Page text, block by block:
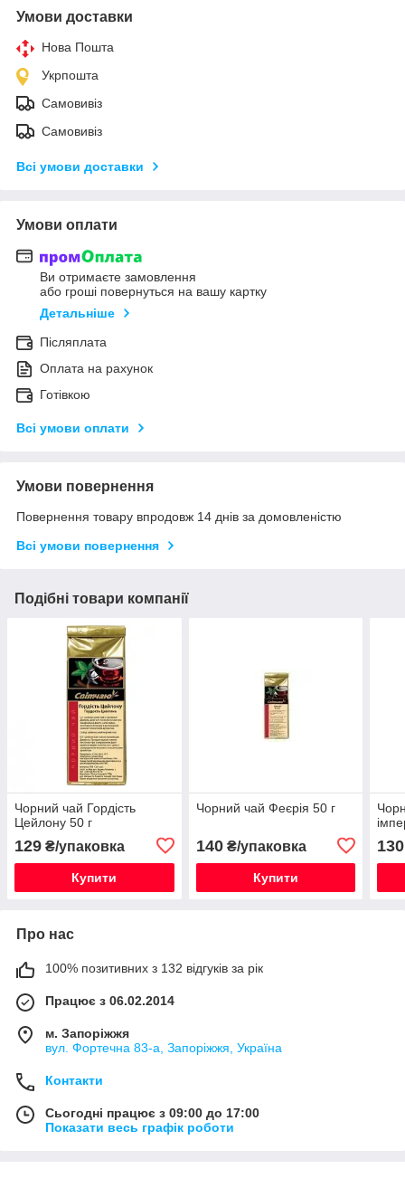
Умови доставки
Нова Пошта
Укрпошта
Самовивіз
Самовивіз
Всі умови доставки
Умови оплати
Ви отримаєте замовлення
або гроші повернуться на вашу картку
Детальніше
Післяплата
Оплата на рахунок
Готівкою
Всі умови оплати
Умови повернення
Повернення товару впродовж 14 днів за домовленістю
Всі умови повернення
Подібні товари компанії
Чорний чай Гордість
Цейлону 50 г
129 ₴/упаковка
Купити
Чорний чай Феєрія 50 г
140₴/упаковка
Купити
130
Про нас
100% позитивних з 132 відгуків за рік
Працює з 06.02.2014
м. Запоріжжя
вул. Фортечна 83-а, Запоріжжя, Україна
Контакти
Сьогодні працює з 09:00 до 17:00
Показати весь графік роботи